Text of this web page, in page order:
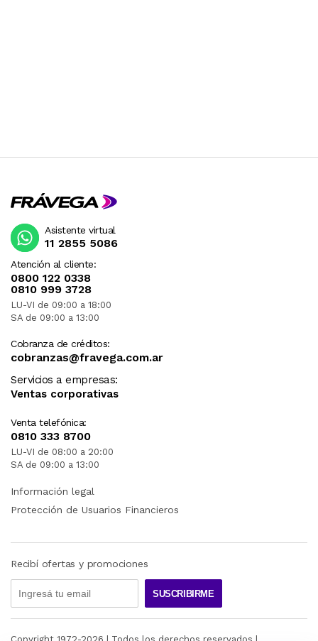
Atención al cliente:
0800 122 0338
0810 999 3728
LU-VI de 09:00 a 18:00
SA de 09:00 a 13:00
Cobranza de créditos:
cobranzas@fravega.com.ar
Servicios a empresas:
Ventas corporativas
Venta telefónica:
0810 333 8700
LU-VI de 08:00 a 20:00
SA de 09:00 a 13:00
Asistente virtual
11 2855 5086
Información legal
Protección de Usuarios Financieros
Recibí ofertas y promociones
SUSCRIBIRME